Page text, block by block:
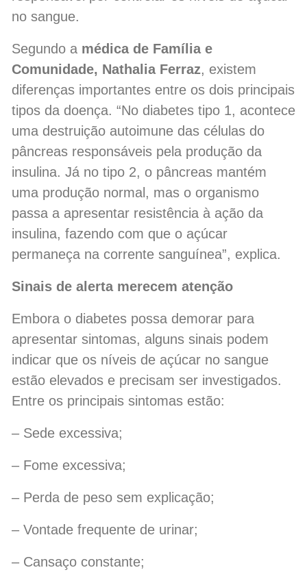
no sangue.
Segundo a médica de Família e
Comunidade, Nathalia Ferraz, existem
diferenças importantes entre os dois principais
tipos da doença. “No diabetes tipo 1, acontece
uma destruição autoimune das células do
pâncreas responsáveis pela produção da
insulina. Já no tipo 2, o pâncreas mantém
uma produção normal, mas o organismo
passa a apresentar resistência à ação da
insulina, fazendo com que o açúcar
permaneça na corrente sanguínea”, explica.
Sinais de alerta merecem atenção
Embora o diabetes possa demorar para
apresentar sintomas, alguns sinais podem
indicar que os níveis de açúcar no sangue
estão elevados e precisam ser investigados.
Entre os principais sintomas estão:
– Sede excessiva;
– Fome excessiva;
– Perda de peso sem explicação;
– Vontade frequente de urinar;
– Cansaço constante;